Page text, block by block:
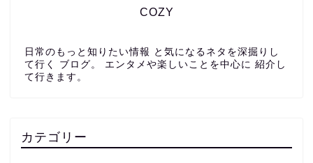
COZY
日常のもっと知りたい情報 と気になるネタを深掘りし
て行く ブログ。 エンタメや楽しいことを中心に 紹介し
て行きます。
カテゴリー